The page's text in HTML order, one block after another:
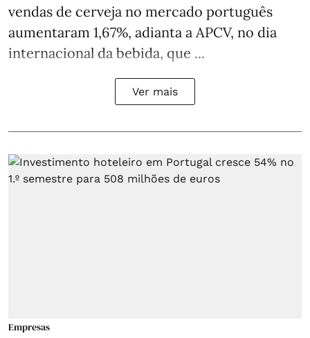
vendas de cerveja no mercado português
aumentaram 1,67%, adianta a APCV, no dia
internacional da bebida, que ...
Ver mais
Empresas